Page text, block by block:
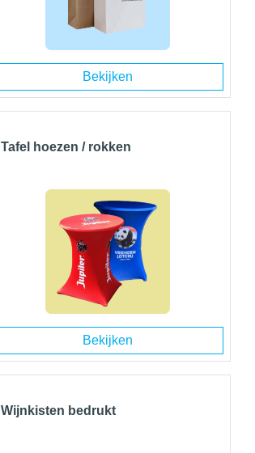
Bekijken
Tafel hoezen / rokken
Bekijken
Wijnkisten bedrukt